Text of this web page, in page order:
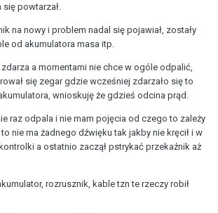
powtarzał.
na nowy i problem nadal się pojawiał, zostały
od akumulatora masa itp.
a momentami nie chce w ogóle odpalić,
się zegar gdzie wcześniej zdarzało się to
wnioskuję że gdzieś odcina prąd.
raz odpala i nie mam pojęcia od czego to zależy
nie ma żadnego dźwięku tak jakby nie kręcił i w
a ostatnio zaczął pstrykać przekaźnik aż
rozrusznik, kable tzn te rzeczy robił